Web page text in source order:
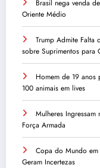
Brasil nega venda
Oriente Médio
Trump Admite Falta
sobre Suprimentos para
Homem de 19 anos
100 animais em lives
Mulheres
Força Armada
Copa do Mundo em
Geram Incertezas